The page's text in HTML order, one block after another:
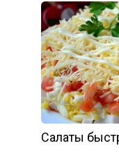
Салаты